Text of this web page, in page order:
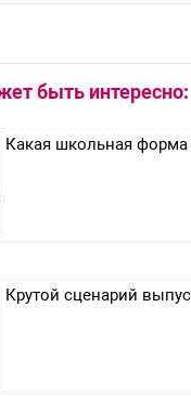
быть интересно:
Какая школьная форма
Крутой сценарий